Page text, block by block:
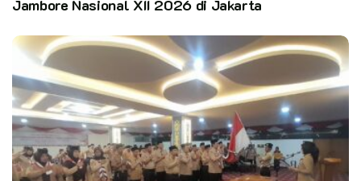
Jambore Nasional XII 2026 di Jakarta